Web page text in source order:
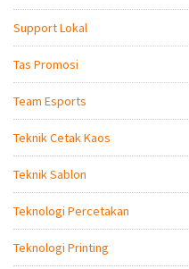
Support Lokal
Tas Promosi
Team Esports
Teknik Cetak Kaos
Teknik Sablon
Teknologi Percetakan
Teknologi Printing